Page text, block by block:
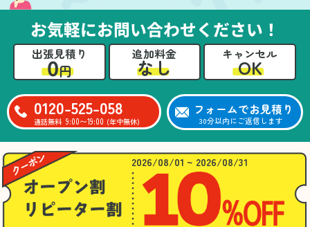
できました。さらに、作
業終了後には部屋全体を
清掃していただき、まる
で新しい家のような清潔
業が終わった後には、こ
ちらからお願いしなくて
も部屋を簡単に清掃して
いただけたのも好印象で
した。
サイクル可能なものにつ
いても教えていただき、
今後の片付けにも役立つ
知識が増えました。また
何かあれば、ぜひお願い
したいと思っています。
心のこもったサービスを
ありがとうございまし
た。
お気軽にお問い合わせください！
出張見積り
0円
追加料金
なし
キャンセル
OK
0120-525-058
通話無料 9:00〜19:00 (年中無休)
フォームでお見積り
30分以内にご返信します
2026/08/01 ~ 2026/08/31